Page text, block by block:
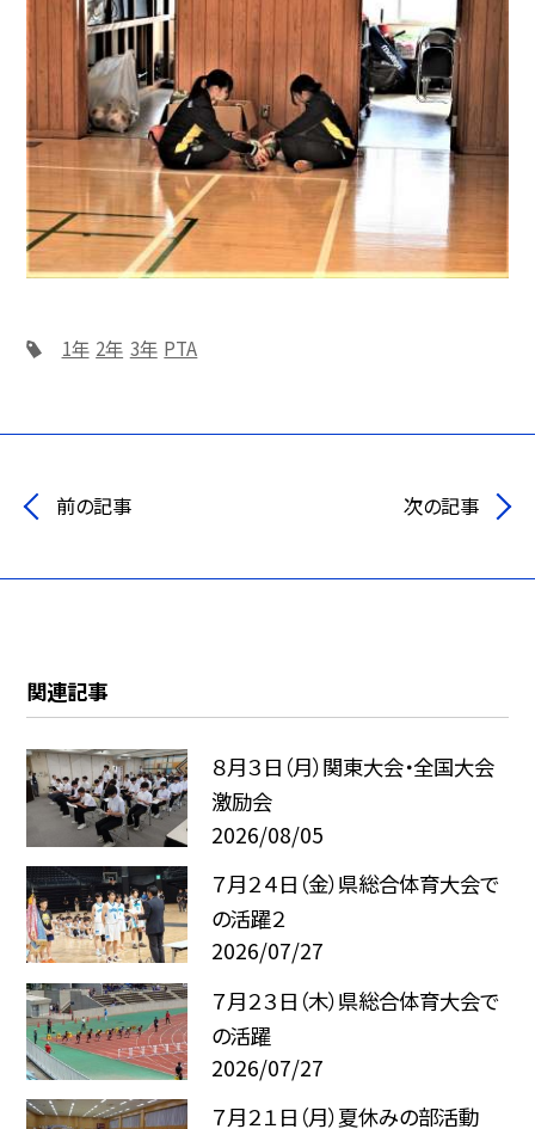
1年 2年 3年 PTA
前の記事 次の記事
関連記事
８月３日（月）関東大会・全国大会
激励会
2026/08/05
７月２４日（金）県総合体育大会で
の活躍２
2026/07/27
７月２３日（木）県総合体育大会で
の活躍
2026/07/27
７月２１日（月）夏休みの部活動